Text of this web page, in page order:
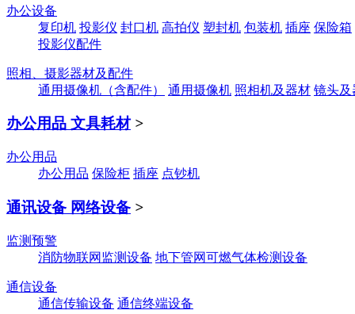
办公设备
复印机 投影仪 封口机 高拍仪 塑封机 包装机 插座 保险箱
投影仪配件
照相、摄影器材及配件
通用摄像机（含配件）
通用摄像机 照相机及器材 镜头及
办公用品 文具耗材 >
办公用品
办公用品 保险柜 插座 点钞机
通讯设备 网络设备 >
监测预警
消防物联网监测设备 地下管网可燃气体检测设备
通信设备
通信传输设备 通信终端设备